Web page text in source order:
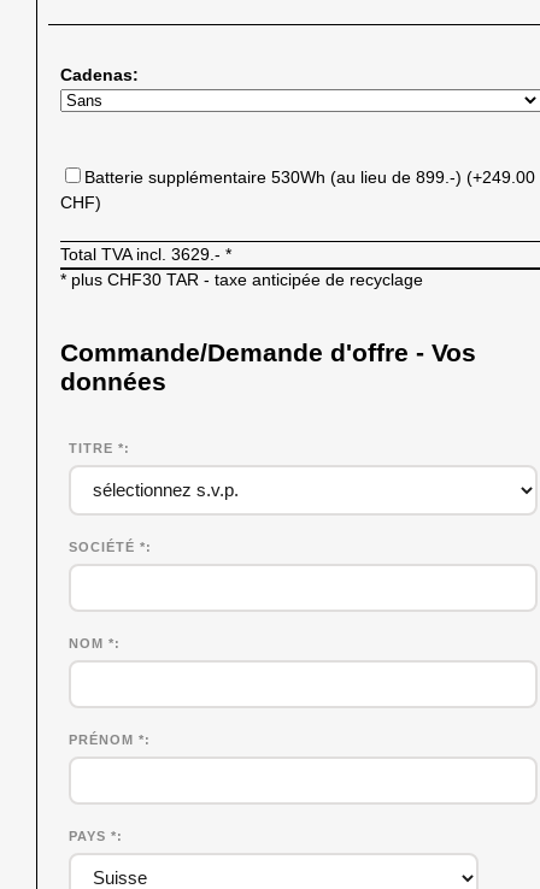
Cadenas:
Batterie supplémentaire 530Wh (au lieu de 899.-) (+249.00
CHF)
Total TVA incl.3629.- *
* plus CHF30 TAR - taxe anticipée de recyclage
Commande/Demande d'offre - Vos
données
TITRE *
SOCIÉTÉ*
NOM*
PRÉNOM*
PAYS *